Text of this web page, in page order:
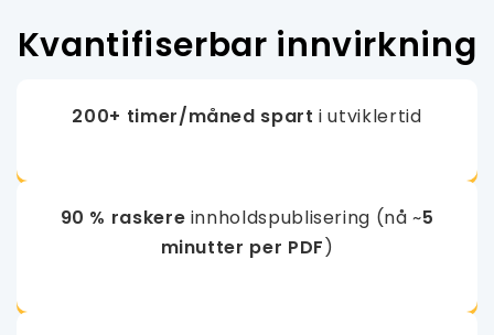
Kvantifiserbar innvirkning
200+ timer/måned spart i utviklertid
90 % raskere innholdspublisering (nå ~5
minutter per PDF)